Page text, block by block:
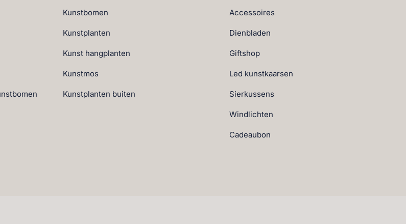
Kunstbomen
Kunstplanten
Kunst hangplanten
Kunstmos
Kunstplanten buiten
Accessoires
Dienbladen
Giftshop
Led kunstkaarsen
Sierkussens
Windlichten
Cadeaubon